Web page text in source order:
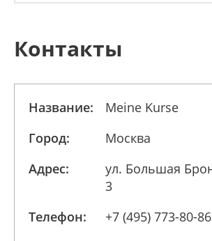
Контакты
Название:
Meine Kurse
Город:
Москва
Адрес:
ул. Большая
3
Телефон:
+7 (495) 773-80-86